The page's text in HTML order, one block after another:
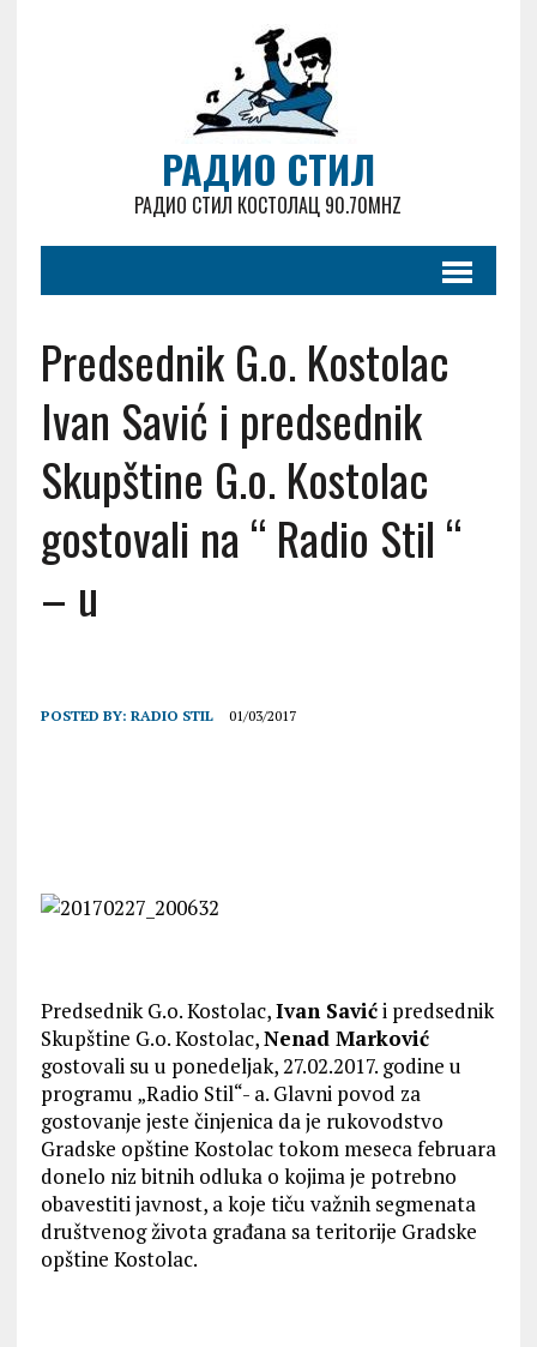
РАДИО СТИЛ
РАДИО СТИЛ КОСТОЛАЦ 90.70MHZ
Predsednik G.o. Kostolac
Ivan Savić i predsednik
Skupštine G.o. Kostolac
gostovali na “ Radio Stil “
– u
POSTED BY: RADIO STIL 01/03/2017
Predsednik G.o. Kostolac,Ivan Savići predsednik
Skupštine G.o. Kostolac,Nenad Marković
gostovali su u ponedeljak, 27.02.2017. godine u
programu „Radio Stil“- a. Glavni povod za
gostovanje jeste činjenica da je rukovodstvo
Gradske opštine Kostolac tokom meseca februara
donelo niz bitnih odluka o kojima je potrebno
obavestiti javnost, a koje tiču važnih segmenata
društvenog života građana sa teritorije Gradske
opštine Kostolac.